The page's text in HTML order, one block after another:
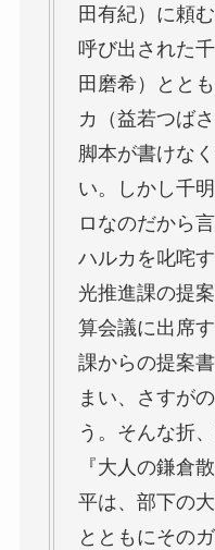
田有紀）に頼
呼び出された
田磨希）とと
カ（益若つば
脚本が書けな
い。しかし千
ロなのだから
ハルカを叱咤
光推進課の提
算会議に出席
課からの提案
まい、さすが
う。そんな折
『大人の鎌倉
平は、部下の
とともにその